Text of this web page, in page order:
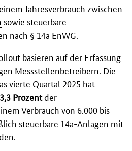
Jahresverbrauch zwischen
sowie steuerbare
nach § 14a EnWG
basieren auf der Erfassung
Messstellenbetreibern. Die
vierte Quartal 2025 hat
Prozentder
Verbrauch von 6.000 bis
steuerbare 14a-Anlagen mit